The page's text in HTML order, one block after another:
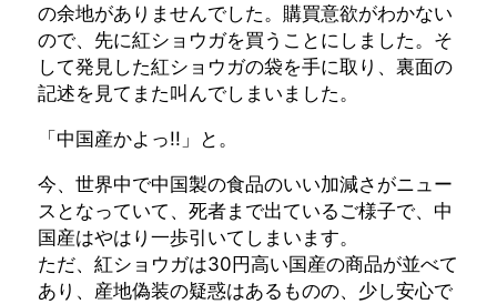
の余地がありませんでした。購買意欲がわかない
ので、先に紅ショウガを買うことにしました。そ
して発見した紅ショウガの袋を手に取り、裏面の
記述を見てまた叫んでしまいました。
「中国産かよっ!!」と。
今、世界中で中国製の食品のいい加減さがニュー
スとなっていて、死者まで出ているご様子で、中
国産はやはり一歩引いてしまいます。
ただ、紅ショウガは30円高い国産の商品が並べて
あり、産地偽装の疑惑はあるものの、少し安心で